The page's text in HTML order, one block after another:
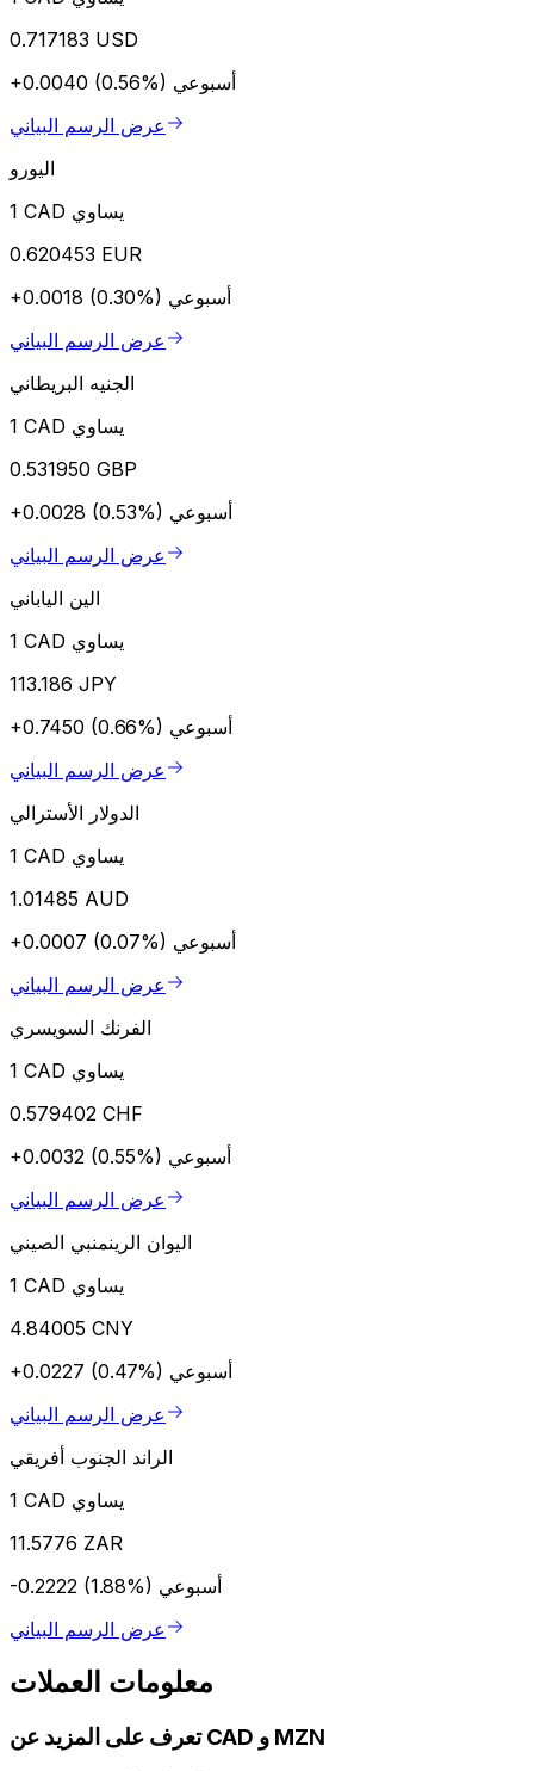
0.717183 USD
+0.0040 (0.56%) أسبوعي
عرض الرسم البياني
اليورو
1 CAD يساوي
0.620453 EUR
+0.0018 (0.30%) أسبوعي
عرض الرسم البياني
الجنيه البريطاني
1 CAD يساوي
0.531950 GBP
+0.0028 (0.53%) أسبوعي
عرض الرسم البياني
الين الياباني
1 CAD يساوي
113.186 JPY
+0.7450 (0.66%) أسبوعي
عرض الرسم البياني
الدولار الأسترالي
1 CAD يساوي
1.01485 AUD
+0.0007 (0.07%) أسبوعي
عرض الرسم البياني
الفرنك السويسري
1 CAD يساوي
0.579402 CHF
+0.0032 (0.55%) أسبوعي
عرض الرسم البياني
اليوان الرينمنبي الصيني
1 CAD يساوي
4.84005 CNY
+0.0227 (0.47%) أسبوعي
عرض الرسم البياني
الراند الجنوب أفريقي
1 CAD يساوي
11.5776 ZAR
-0.2222 (1.88%) أسبوعي
عرض الرسم البياني
معلومات العملات
تعرف على المزيد عن CAD و MZN